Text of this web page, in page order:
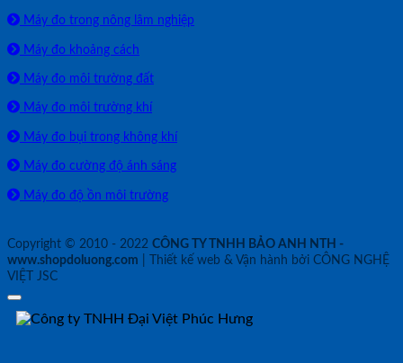
Máy đo trong nông lâm nghiệp
Máy đo khoảng cách
Máy đo môi trường đất
Máy đo môi trường khí
Máy đo bụi trong không khí
Máy đo cường độ ánh sáng
Máy đo độ ồn môi trường
Copyright © 2010 - 2022 CÔNG TY TNHH BẢO ANH NTH -
www.shopdoluong.com | Thiết kế web & Vận hành bởi CÔNG NGHỆ
VIỆT JSC